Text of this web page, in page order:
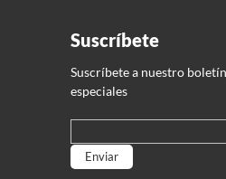
Suscríbete
Suscríbete a nuestro
especiales